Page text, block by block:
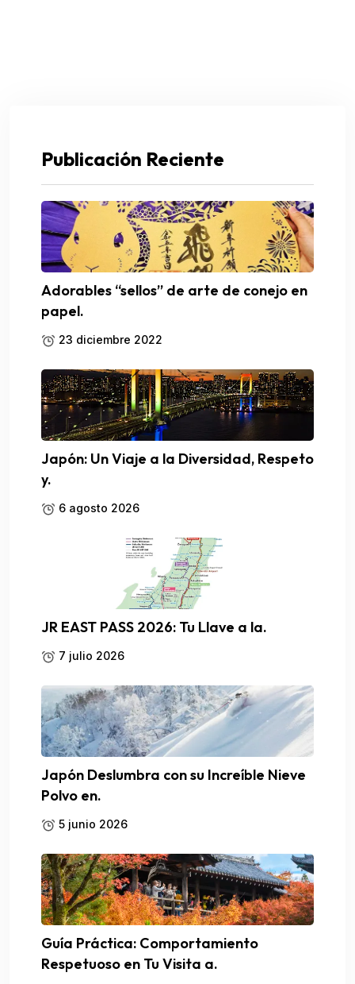
Publicación Reciente
Adorables “sellos” de arte de conejo en
papel.
23 diciembre 2022
Japón: Un Viaje a la Diversidad, Respeto
y.
6 agosto 2026
JR EAST PASS 2026: Tu Llave a la.
7 julio 2026
Japón Deslumbra con su Increíble Nieve
Polvo en.
5 junio 2026
Guía Práctica: Comportamiento
Respetuoso en Tu Visita a.